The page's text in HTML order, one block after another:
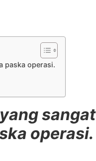
paska operasi.
sangat
operasi.